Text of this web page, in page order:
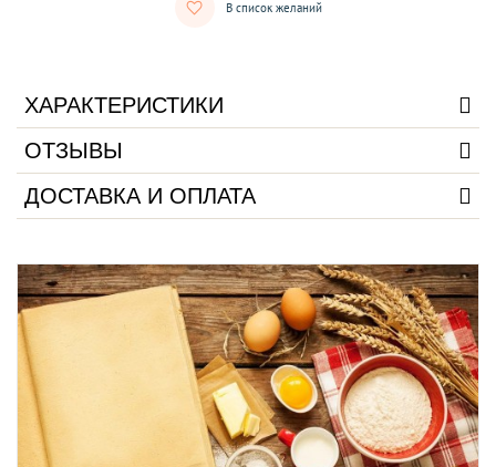
В список желаний
ХАРАКТЕРИСТИКИ
ОТЗЫВЫ
ДОСТАВКА И ОПЛАТА